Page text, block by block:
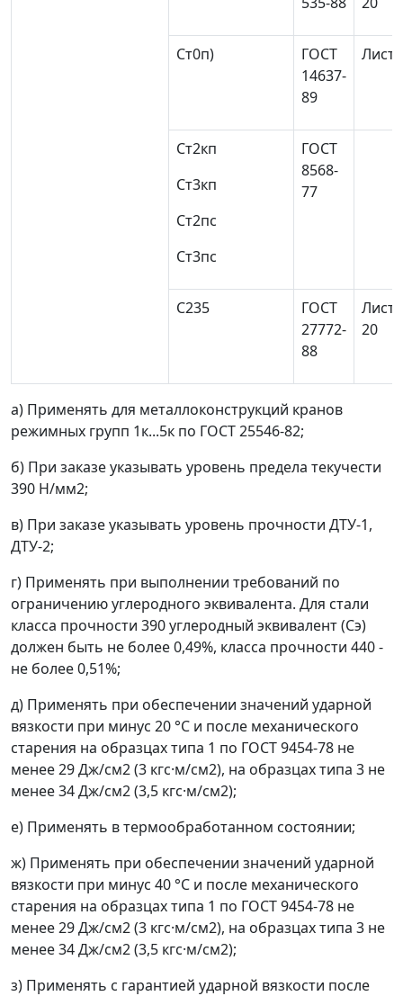
Ст0п)
ГОСТ
14637-
89
Ст2кп
Ст3кп
Ст2пс
Ст3пс
ГОСТ
8568-
77
С235
ГОСТ
27772-
88
20
а) Применять для металлоконструкций кранов
режимных групп 1к...5к по ГОСТ 25546-82;
б) При заказе указывать уровень предела текучести
390 Н/мм2;
в) При заказе указывать уровень прочности ДТУ-1,
ДТУ-2;
г) Применять при выполнении требований по
ограничению углеродного эквивалента. Для стали
класса прочности 390 углеродный эквивалент (Сэ)
должен быть не более 0,49%, класса прочности 440 -
не более 0,51%;
д) Применять при обеспечении значений ударной
вязкости при минус 20 °С и после механического
старения на образцах типа 1 по ГОСТ 9454-78 не
менее 29 Дж/см2(3 кгс·м/см2), на образцах типа 3 не
менее 34 Дж/см2(3,5 кгс·м/см2);
е) Применять в термообработанном состоянии;
ж) Применять при обеспечении значений ударной
вязкости при минус 40 °С и после механического
старения на образцах типа 1 по ГОСТ 9454-78 не
менее 29 Дж/см2(3 кгс·м/см2), на образцах типа 3 не
менее 34 Дж/см2(3,5 кгс·м/см2);
з) Применять с гарантией ударной вязкости после